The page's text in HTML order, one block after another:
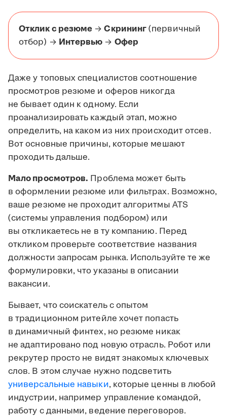
Отклик с резюме →Скрининг(первичный
отбор) → Интервью → Офер
Даже у топовых специалистов соотношение
просмотров резюме и оферов никогда
не бывает один к одному. Если
проанализировать каждый этап, можно
определить, на каком из них происходит отсев.
Вот основные причины, которые мешают
проходить дальше.
Мало просмотров. Проблема может быть
в оформлении резюме или фильтрах. Возможно,
ваше резюме не проходит алгоритмы ATS
(системы управления подбором) или
вы откликаетесь не в ту компанию. Перед
откликом проверьте соответствие названия
должности запросам рынка. Используйте те же
формулировки, что указаны в описании
вакансии.
Бывает, что соискатель с опытом
в традиционном ритейле хочет попасть
в динамичный финтех, но резюме никак
не адаптировано под новую отрасль. Робот или
рекрутер просто не видят знакомых ключевых
слов. В этом случае нужно подсветить
универсальные навыки, которые ценны в любой
индустрии, например управление командой,
работу с данными, ведение переговоров.